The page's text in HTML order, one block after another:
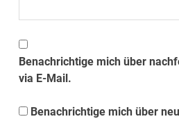
Benachrichtige mich über
via E-Mail.
Benachrichtige mich über